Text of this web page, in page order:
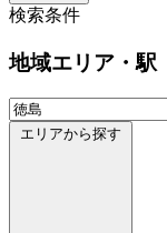
検索条件
地域エリア・駅
エリアから探す